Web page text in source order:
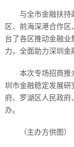
与全市金融扶持
区、前海深港合作
台了各区推动金融
力，全面助力深圳金
本次专场招商推
圳市金融稳定发展研
府、罗湖区人民政
办。
（主办方供图）